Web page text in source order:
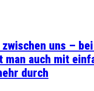
uns –
man auch mit
durch